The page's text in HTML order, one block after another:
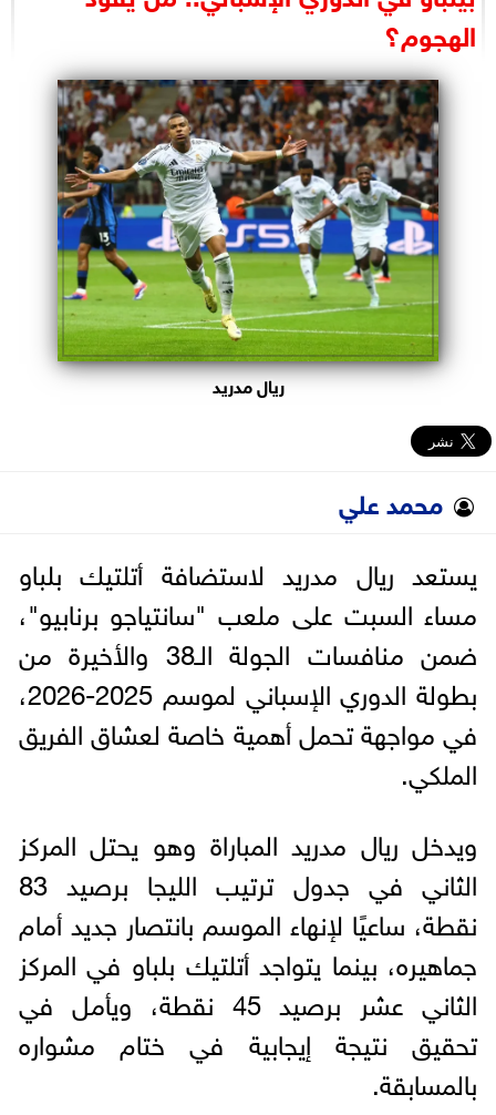
البرلمان
الوزارات
الأحزاب
الهجوم؟
ريال مدريد
محمد علي
يستعد ريال مدريد لاستضافة أتلتيك بلباو
مساء السبت على ملعب "سانتياجو برنابيو"،
ضمن منافسات الجولة الـ38 والأخيرة من
بطولة الدوري الإسباني لموسم 2025-2026،
في مواجهة تحمل أهمية خاصة لعشاق الفريق
الملكي.
ويدخل ريال مدريد المباراة وهو يحتل المركز
الثاني في جدول ترتيب الليجا برصيد 83
نقطة، ساعيًا لإنهاء الموسم بانتصار جديد أمام
جماهيره، بينما يتواجد أتلتيك بلباو في المركز
الثاني عشر برصيد 45 نقطة، ويأمل في
تحقيق نتيجة إيجابية في ختام مشواره
بالمسابقة.